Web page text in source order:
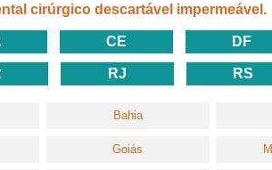
cirúrgico descartável impermeável.
CE DF
RJ RS
Bahia
Goiás